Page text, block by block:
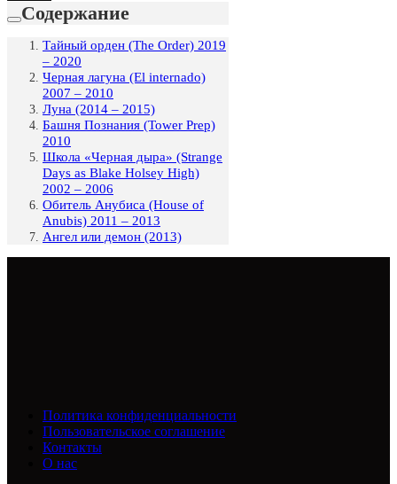
Содержание
Тайный орден (The Order) 2019
– 2020
Черная лагуна (El internado)
2007 – 2010
Луна (2014 – 2015)
Башня Познания (Tower Prep)
2010
Школа «Черная дыра» (Strange
Days as Blake Holsey High)
2002 – 2006
Обитель Анубиса (House of
Anubis) 2011 – 2013
Ангел или демон (2013)
Политика конфиденциальности
Пользовательское соглашение
Контакты
О нас